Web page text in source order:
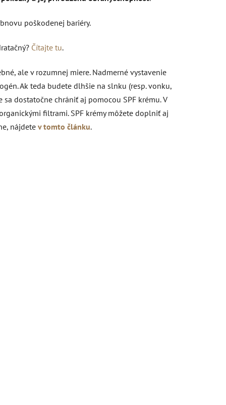
poškodenej bariéry.
Čítajte tu.
ale v rozumnej miere. Nadmerné vystavenie
Ak teda budete dlhšie na slnku (resp. vonku,
dostatočne chrániť aj pomocou SPF krému. V
filtrami. SPF krémy môžete doplniť aj
nájdete v tomto článku.